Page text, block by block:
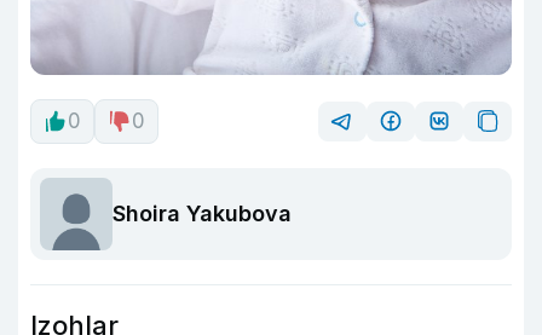
0 0
Shoira Yakubova
Izohlar